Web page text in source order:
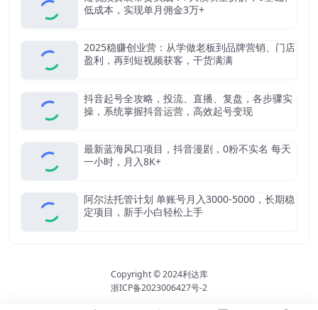
低成本，实现单月佣金3万+
2025稳赚创业营：从学做老板到品牌营销、门店
盈利，再到短视频获客，干货满满
抖音起号全攻略，投流、直播、复盘，各步骤实
操，系统掌握抖音运营，高效起号变现
最新蓝海风口项目，抖音漫剧，0粉不实名 每天
一小时，月入8K+
阿尔法托管计划 单账号月入3000-5000，长期稳
定项目，新手小白轻松上手
Copyright © 2024利达库
浙ICP备2023006427号-2